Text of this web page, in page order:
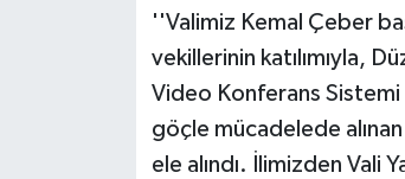
''Valimiz Kemal Çeber
vekillerinin katılımıyla,
Video Konferans
göçle mücadelede
ele alındı. İlimizden Vali